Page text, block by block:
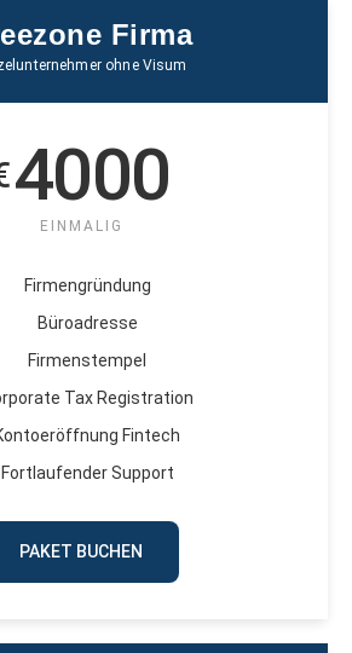
Firma
ohne Visum
4000
EINMALIG
Firmengründung
Büroadresse
Firmenstempel
Tax Registration
Fintech
Fortlaufender Support
PAKET BUCHEN